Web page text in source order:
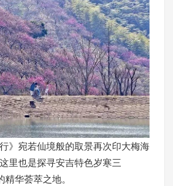
》宛若仙境般的取景再次印大梅海
里也是探寻安吉特色岁寒三
精华荟萃之地。